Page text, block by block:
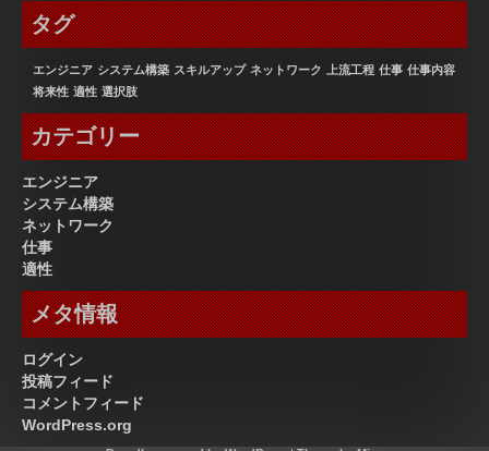
タグ
エンジニア システム構築 スキルアップ ネットワーク 上流工程 仕事 仕事内容
将来性 適性 選択肢
カテゴリー
エンジニア
システム構築
ネットワーク
仕事
適性
メタ情報
ログイン
投稿フィード
コメントフィード
WordPress.org